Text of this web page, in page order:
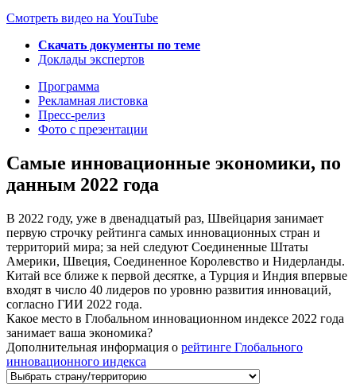
Смотреть видео на YouTube
Скачать документы по теме
Доклады экспертов
Программа
Рекламная листовка
Пресс-релиз
Фото с презентации
Самые инновационные экономики, по
данным 2022 года
В 2022 году, уже в двенадцатый раз, Швейцария занимает
первую строчку рейтинга самых инновационных стран и
территорий мира; за ней следуют Соединенные Штаты
Америки, Швеция, Соединенное Королевство и Нидерланды.
Китай все ближе к первой десятке, а Турция и Индия впервые
входят в число 40 лидеров по уровню развития инноваций,
согласно ГИИ 2022 года.
Какое место в Глобальном инновационном индексе 2022 года
занимает ваша экономика?
Дополнительная информация о рейтинге Глобального
инновационного индекса